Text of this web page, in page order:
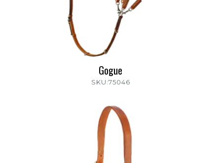
Gogue
SKU:75046